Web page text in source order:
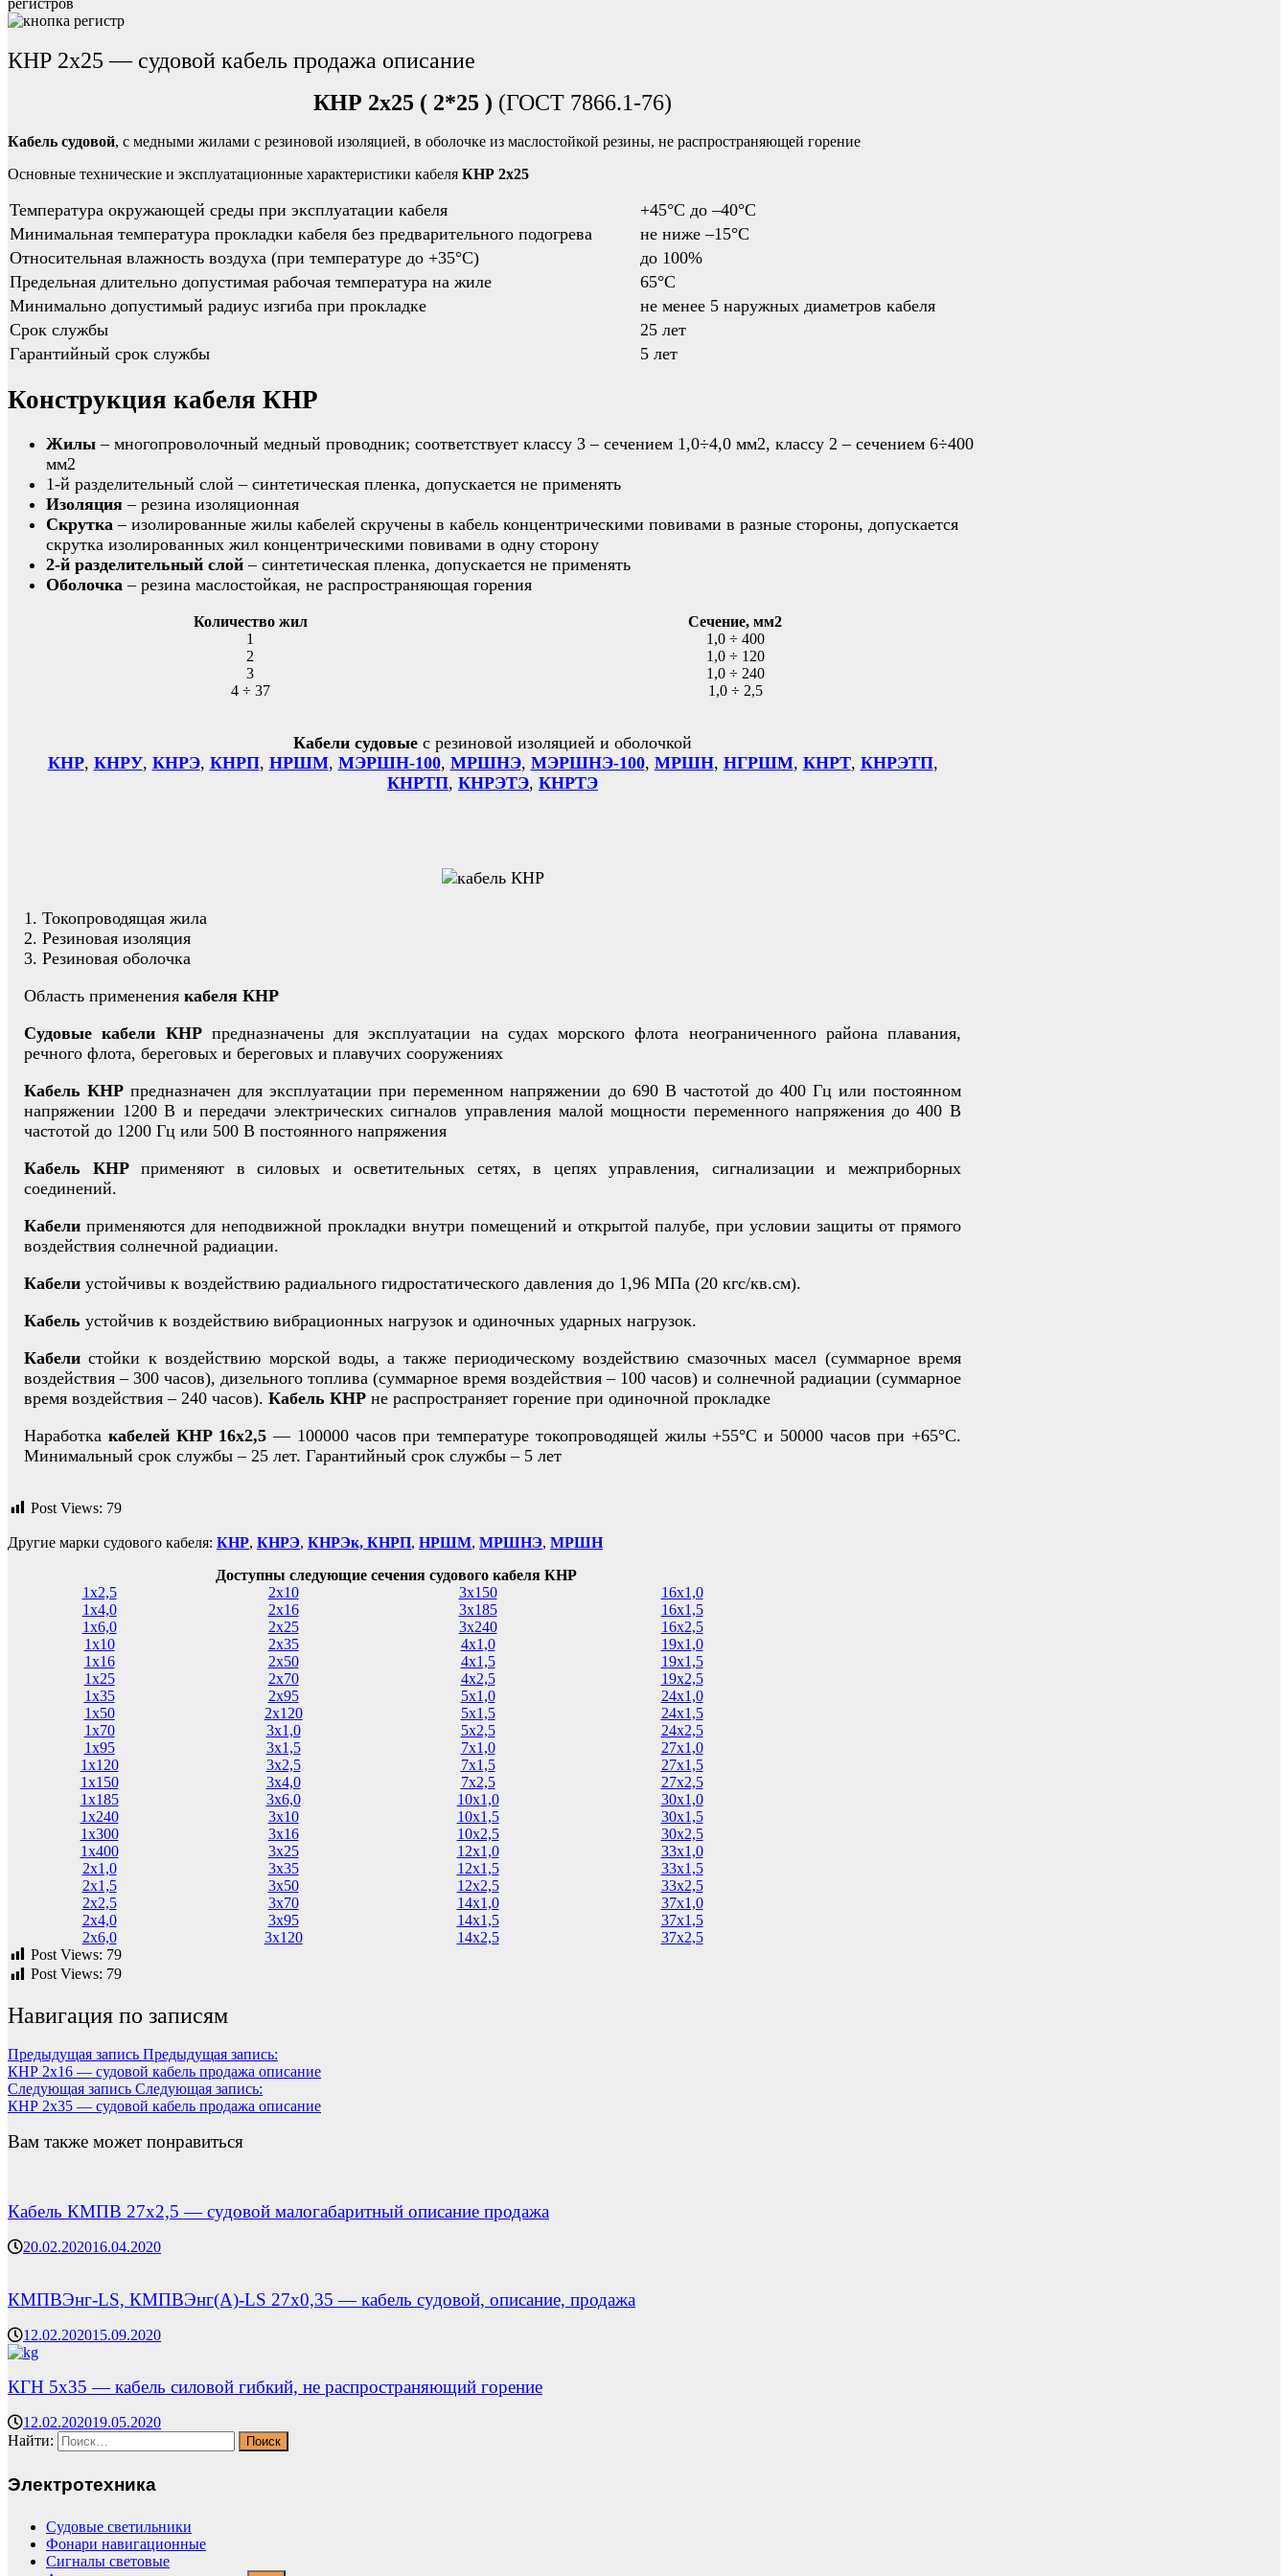
КНР 2х25 — судовой кабель продажа описание
КНР 2х25 ( 2*25 ) (ГОСТ 7866.1-76)
Кабель судовой, с медными жилами с резиновой изоляцией, в оболочке из маслостойкой резины, не распространяющей горение
Основные технические и эксплуатационные характеристики кабеля КНР 2х25
Температура окружающей среды при эксплуатации кабеля
+45°С до –40°С
Минимальная температура прокладки кабеля без предварительного подогрева
не ниже –15°C
Относительная влажность воздуха (при температуре до +35°С)
до 100%
Предельная длительно допустимая рабочая температура на жиле
65°С
Минимально допустимый радиус изгиба при прокладке
не менее 5 наружных диаметров кабеля
Срок службы
25 лет
Гарантийный срок службы
5 лет
Конструкция кабеля КНР
Жилы – многопроволочный медный проводник; соответствует классу 3 – сечением 1,0÷4,0 мм2, классу 2 – сечением 6÷400
мм2
1-й разделительный слой – синтетическая пленка, допускается не применять
Изоляция – резина изоляционная
Скрутка– изолированные жилы кабелей скручены в кабель концентрическими повивами в разные стороны, допускается
скрутка изолированных жил концентрическими повивами в одну сторону
2-й разделительный слой– синтетическая пленка, допускается не применять
Оболочка – резина маслостойкая, не распространяющая горения
Количество жил
Сечение, мм2
1
1,0 ÷ 400
2
1,0 ÷ 120
3
1,0 ÷ 240
4 ÷ 37
1,0 ÷ 2,5
Кабели судовые с резиновой изоляцией и оболочкой
КНР, КНРУ, КНРЭ, КНРП, НРШМ, МЭРШН-100, МРШНЭ, МЭРШНЭ-100, МРШН, НГРШМ, КНРТ, КНРЭТП,
КНРТП, КНРЭТЭ, КНРТЭ
1. Токопроводящая жила
2. Резиновая изоляция
3. Резиновая оболочка
Область применения кабеля КНР
Судовые кабели КНРпредназначены для эксплуатации на судах морского флота неограниченного района плавания,
речного флота, береговых и береговых и плавучих сооружениях
Кабель КНР предназначен для эксплуатации при переменном напряжении до 690 В частотой до 400 Гц или постоянном
напряжении 1200 В и передачи электрических сигналов управления малой мощности переменного напряжения до 400 В
частотой до 1200 Гц или 500 В постоянного напряжения
Кабель КНРприменяют в силовых и осветительных сетях, в цепях управления, сигнализации и межприборных
соединений.
Кабели применяются для неподвижной прокладки внутри помещений и открытой палубе, при условии защиты от прямого
воздействия солнечной радиации.
Кабели устойчивы к воздействию радиального гидростатического давления до 1,96 МПа (20 кгс/кв.см).
Кабель устойчив к воздействию вибрационных нагрузок и одиночных ударных нагрузок.
Кабели стойки к воздействию морской воды, а также периодическому воздействию смазочных масел (суммарное время
воздействия – 300 часов), дизельного топлива (суммарное время воздействия – 100 часов) и солнечной радиации (суммарное
время воздействия – 240 часов). Кабель КНР не распространяет горение при одиночной прокладке
Наработка кабелей КНР 16х2,5 — 100000 часов при температуре токопроводящей жилы +55°С и 50000 часов при +65°С.
Минимальный срок службы – 25 лет. Гарантийный срок службы – 5 лет
Post Views: 79
Другие марки судового кабеля: КНР, КНРЭ, КНРЭк, КНРП, НРШМ, МРШНЭ, МРШН
Доступны следующие сечения судового кабеля КНР
1х2,5
1х4,0
1х6,0
1х10
1х16
1х25
1х35
1х50
1х70
1х95
1х120
1х150
1х185
1х240
1х300
1х400
2х1,0
2х1,5
2х2,5
2х4,0
2х6,0
2х10
2х16
2х25
2х35
2х50
2х70
2х95
2х120
3х1,0
3х1,5
3х2,5
3х4,0
3х6,0
3х10
3х16
3х25
3х35
3х50
3х70
3х95
3х120
3х150
3х185
3х240
4х1,0
4х1,5
4х2,5
5х1,0
5х1,5
5х2,5
7х1,0
7х1,5
7х2,5
10х1,0
10х1,5
10х2,5
12х1,0
12х1,5
12х2,5
14х1,0
14х1,5
14х2,5
16х1,0
16х1,5
16х2,5
19х1,0
19х1,5
19х2,5
24х1,0
24х1,5
24х2,5
27х1,0
27х1,5
27х2,5
30х1,0
30х1,5
30х2,5
33х1,0
33х1,5
33х2,5
37х1,0
37х1,5
37х2,5
Post Views: 79
Post Views: 79
Навигация по записям
Предыдущая запись Предыдущая запись:
КНР 2х16 — судовой кабель продажа описание
Следующая запись Следующая запись:
КНР 2х35 — судовой кабель продажа описание
Вам также может понравиться
Кабель КМПВ 27х2,5 — судовой малогабаритный описание продажа
20.02.202016.04.2020
КМПВЭнг-LS, КМПВЭнг(А)-LS 27х0,35 — кабель судовой, описание, продажа
12.02.202015.09.2020
КГН 5х35 — кабель силовой гибкий, не распространяющий горение
12.02.202019.05.2020
Найти:
Электротехника
Судовые светильники
Фонари навигационные
Сигналы световые